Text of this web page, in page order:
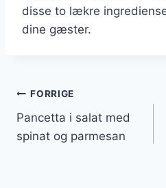
disse to lækre
dine gæster.
FORRIGE
Pancetta i salat med
spinat og parmesan